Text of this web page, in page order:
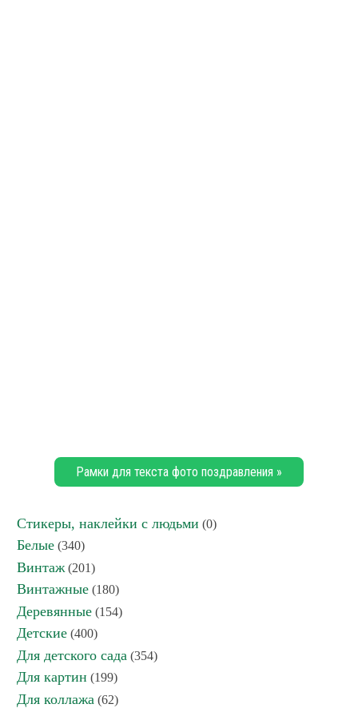
Рамки для текста фото поздравления »
Стикеры, наклейки с людьми (0)
Белые (340)
Винтаж (201)
Винтажные (180)
Деревянные (154)
Детские (400)
Для детского сада (354)
Для картин (199)
Для коллажа (62)